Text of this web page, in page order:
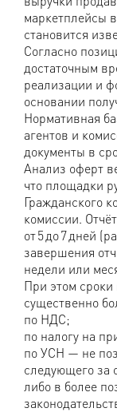
маркетплейсы
становится
Согласно
достаточным
реализации и
основании
Нормативная
агентов и
документы в
Анализ оферт
что площадки
Гражданского
комиссии.
от 5 до 7 дней
завершения
недели или
При этом
существенно
по НДС;
по налогу на
по УСН — не
следующего за
либо в более